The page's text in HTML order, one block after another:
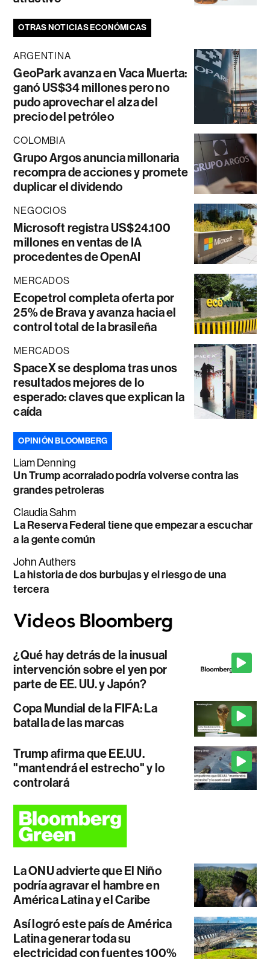
OTRAS NOTICIAS ECONÓMICAS
ARGENTINA
GeoPark avanza en Vaca Muerta:
ganó US$34 millones pero no
pudo aprovechar el alza del
precio del petróleo
COLOMBIA
Grupo Argos anuncia millonaria
recompra de acciones y promete
duplicar el dividendo
NEGOCIOS
Microsoft registra US$24.100
millones en ventas de IA
procedentes de OpenAI
MERCADOS
Ecopetrol completa oferta por
25% de Brava y avanza hacia el
control total de la brasileña
MERCADOS
SpaceX se desploma tras unos
resultados mejores de lo
esperado: claves que explican la
caída
OPINIÓN BLOOMBERG
Liam Denning
Un Trump acorralado podría volverse contra las
grandes petroleras
Claudia Sahm
La Reserva Federal tiene que empezar a escuchar
a la gente común
John Authers
La historia de dos burbujas y el riesgo de una
tercera
¿Qué hay detrás de la inusual
intervención sobre el yen por
parte de EE. UU. y Japón?
Copa Mundial de la FIFA: La
batalla de las marcas
Trump afirma que EE.UU.
"mantendrá el estrecho" y lo
controlará
La ONU advierte que El Niño
podría agravar el hambre en
América Latina y el Caribe
Así logró este país de América
Latina generar toda su
electricidad con fuentes 100%